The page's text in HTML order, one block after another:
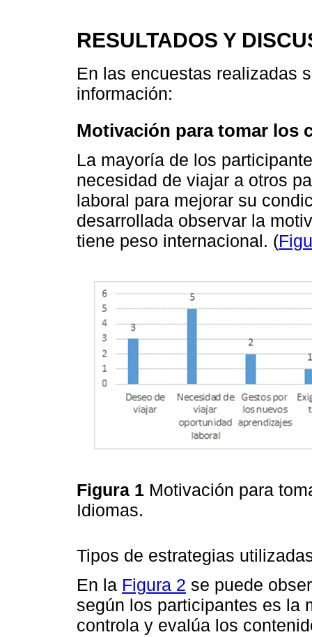
RESULTADOS Y
En las encuestas realizadas
información:
Motivación para tomar los
La mayoría de los
necesidad de viajar a otros
laboral para mejorar su
desarrollada observar la
tiene peso internacional. (
Figura 1 Motivación para
Idiomas.
Tipos de estrategias
En la Figura 2 se puede
según los participantes es la
controla y evalúa los